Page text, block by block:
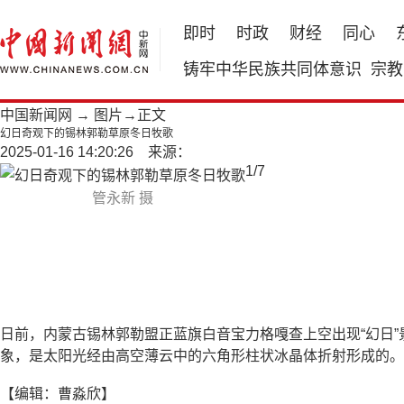
即时 时政 财经 同心
铸牢中华民族共同体意识 宗教
中国新闻网 → 图片 →正文
幻日奇观下的锡林郭勒草原冬日牧歌
2025-01-16 14:20:26 来源：
管永新 摄
1/7
日前，内蒙古锡林郭勒盟正蓝旗白音宝力格嘎查上空出现“幻
象，是太阳光经由高空薄云中的六角形柱状冰晶体折射形成的
【编辑：曹淼欣】